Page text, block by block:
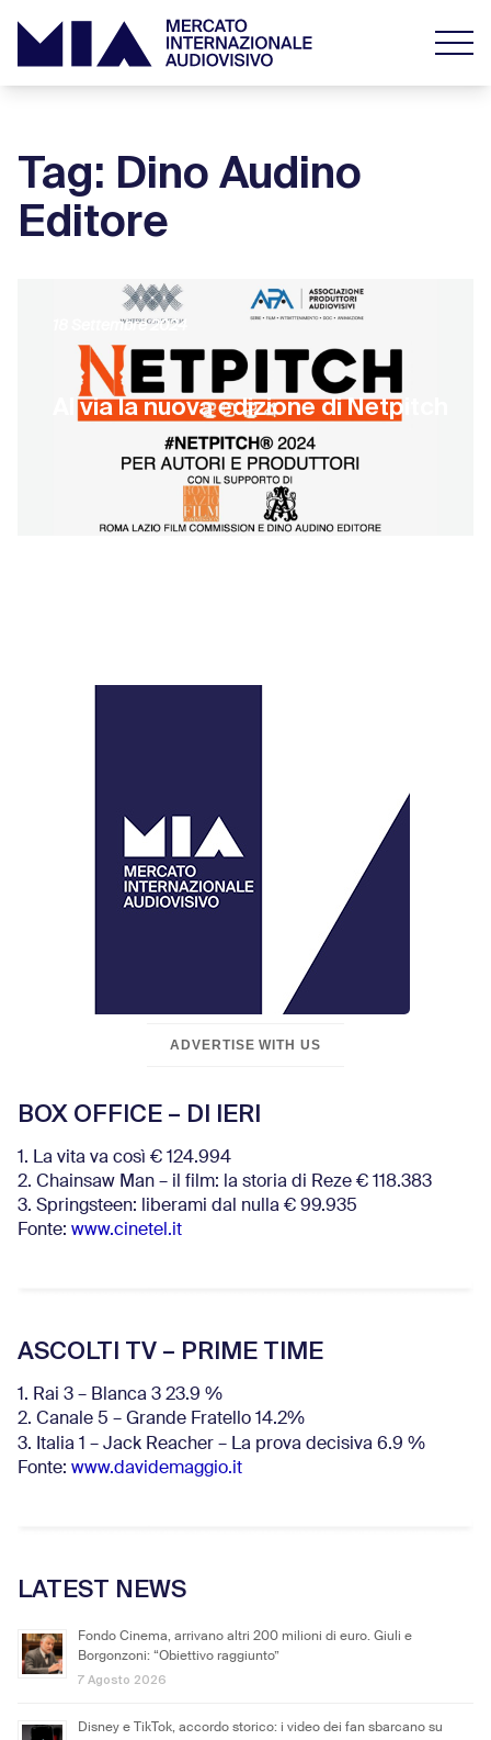
Tag: Dino Audino
Editore
Al via la nuova edizione di Netpitch
18 Settembre 2024
ADVERTISE WITH US
BOX OFFICE – DI IERI
1. La vita va così € 124.994
2. Chainsaw Man – il film: la storia di Reze € 118.383
3. Springsteen: liberami dal nulla € 99.935
Fonte: www.cinetel.it
ASCOLTI TV – PRIME TIME
1. Rai 3 – Blanca 3 23.9 %
2. Canale 5 – Grande Fratello 14.2%
3. Italia 1 – Jack Reacher – La prova decisiva 6.9 %
Fonte: www.davidemaggio.it
LATEST NEWS
Fondo Cinema, arrivano altri 200 milioni di euro. Giuli e
Borgonzoni: “Obiettivo raggiunto”
7 Agosto 2026
Disney e TikTok, accordo storico: i video dei fan sbarcano su